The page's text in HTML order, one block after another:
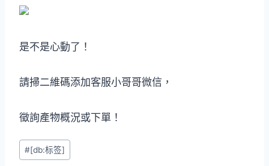
是不是心動了！
請掃二維碼添加客服小哥哥微信，
徵詢產物概況或下單！
Post
Tags:
#[db:标签]